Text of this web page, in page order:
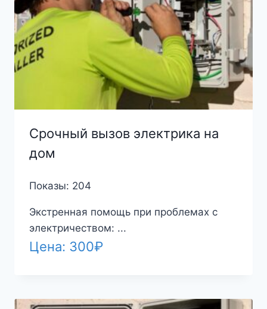
Срочный вызов электрика на
дом
Показы: 204
Экстренная помощь при проблемах с
электричеством: ...
Цена: 300₽